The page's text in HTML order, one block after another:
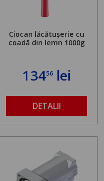
Ciocan lăcătușerie cu
coadă din lemn 1000g
13456 lei
DETALII